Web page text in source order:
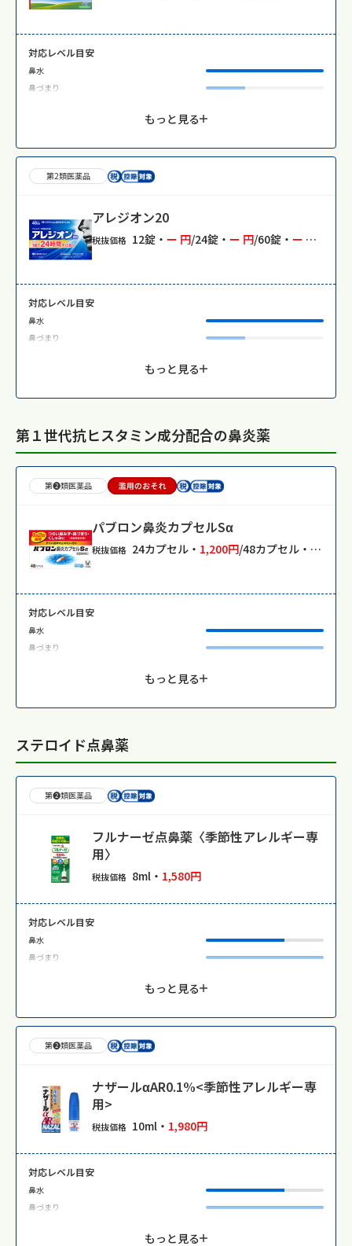
対応レベル目安
鼻水
鼻づまり
もっと見る
第2類医薬品
アレジオン20
税抜価格 12錠・ ー 円/24錠・ ー 円/60錠・ ー 円
対応レベル目安
鼻水
鼻づまり
もっと見る
第１世代抗ヒスタミン成分配合の鼻炎薬
第❷類医薬品
パブロン鼻炎カプセルSα
税抜価格 24カプセル・ 1,200円/48カプセル・ 2,000円
対応レベル目安
鼻水
鼻づまり
もっと見る
ステロイド点鼻薬
第❷類医薬品
フルナーゼ点鼻薬〈季節性アレルギー専
用〉
税抜価格 8ml・ 1,580円
対応レベル目安
鼻水
鼻づまり
もっと見る
第❷類医薬品
ナザールαAR0.1%<季節性アレルギー専
用>
税抜価格 10ml・ 1,980円
対応レベル目安
鼻水
鼻づまり
もっと見る